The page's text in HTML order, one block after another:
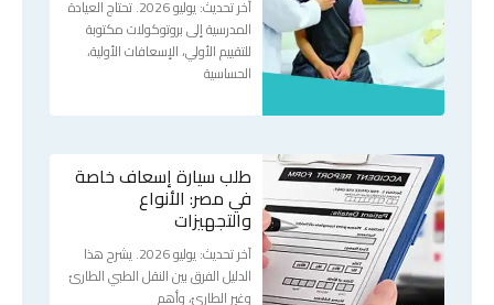
آخر تحديث: يوليو 2026. تحتاج العيادة
المدرسية إلى بروتوكولات مكتوبة
للتقييم الأولي، الإسعافات الأولية،
الحساسية
طلب سيارة إسعاف خاصة
في مصر: الأنواع
والتجهيزات
آخر تحديث: يوليو 2026. يشرح هذا
الدليل الفرق بين النقل الطبي الطارئ
وغير الطارئ، وأهم